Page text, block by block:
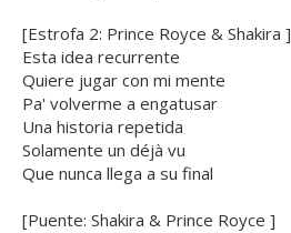
[Estrofa 2: Prince Royce & Shakira ]
Esta idea recurrente
Quiere jugar con mi mente
Pa' volverme a engatusar
Una historia repetida
Solamente un déjà vu
Que nunca llega a su final
[Puente: Shakira & Prince Royce ]